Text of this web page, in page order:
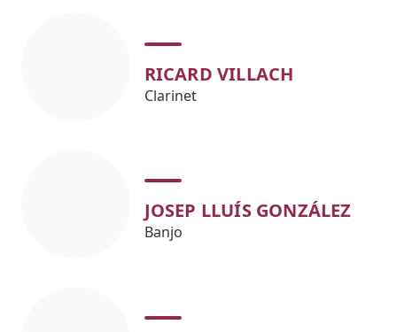
RICARD VILLACH
Clarinet
JOSEP LLUÍS GONZÁLEZ
Banjo